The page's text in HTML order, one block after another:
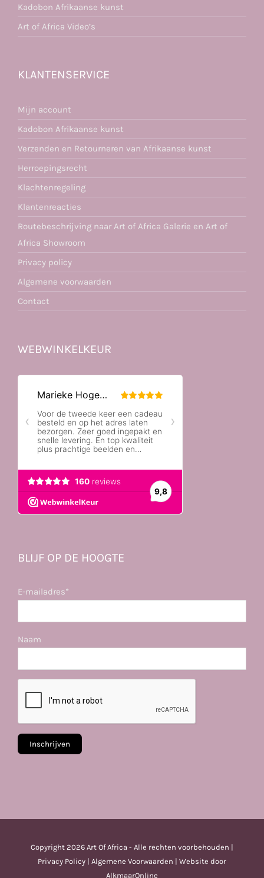
Kadobon Afrikaanse kunst
Art of Africa Video’s
KLANTENSERVICE
Mijn account
Kadobon Afrikaanse kunst
Verzenden en Retourneren van Afrikaanse kunst
Herroepingsrecht
Klachtenregeling
Klantenreacties
Routebeschrijving naar Art of Africa Galerie en Art of
Africa Showroom
Privacy policy
Algemene voorwaarden
Contact
WEBWINKELKEUR
BLIJF OP DE HOOGTE
E-mailadres*
Naam
Copyright 2026 Art Of Africa - Alle rechten voorbehouden |
Privacy Policy | Algemene Voorwaarden | Website door
AlkmaarOnline